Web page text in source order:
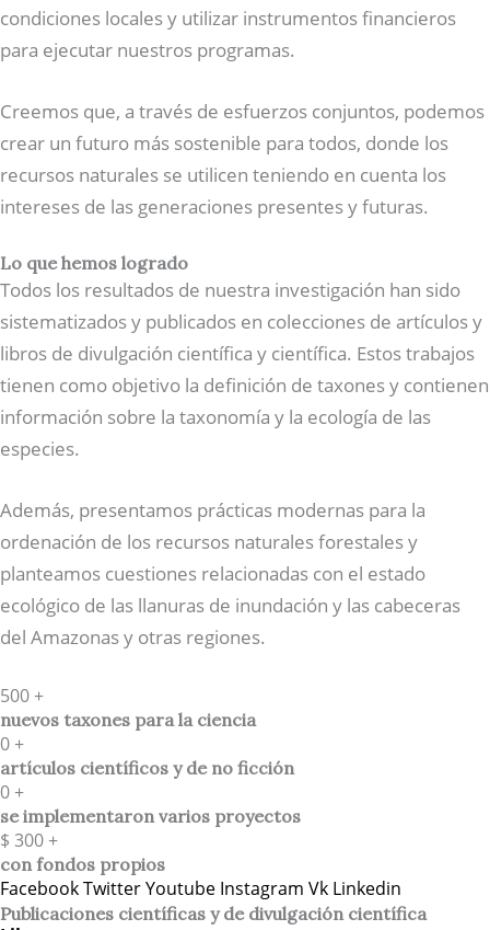
condiciones locales y utilizar instrumentos financieros
para ejecutar nuestros programas.
Creemos que, a través de esfuerzos conjuntos, podemos
crear un futuro más sostenible para todos, donde los
recursos naturales se utilicen teniendo en cuenta los
intereses de las generaciones presentes y futuras.
Lo que hemos logrado
Todos los resultados de nuestra investigación han sido
sistematizados y publicados en colecciones de artículos y
libros de divulgación científica y científica. Estos trabajos
tienen como objetivo la definición de taxones y contienen
información sobre la taxonomía y la ecología de las
especies.
Además, presentamos prácticas modernas para la
ordenación de los recursos naturales forestales y
planteamos cuestiones relacionadas con el estado
ecológico de las llanuras de inundación y las cabeceras
del Amazonas y otras regiones.
500+
nuevos taxones para la ciencia
0+
artículos científicos y de no ficción
0+
se implementaron varios proyectos
$ 300+
con fondos propios
FacebookTwitterYoutube Instagram Vk Linkedin
Publicaciones científicas y de divulgación científica​